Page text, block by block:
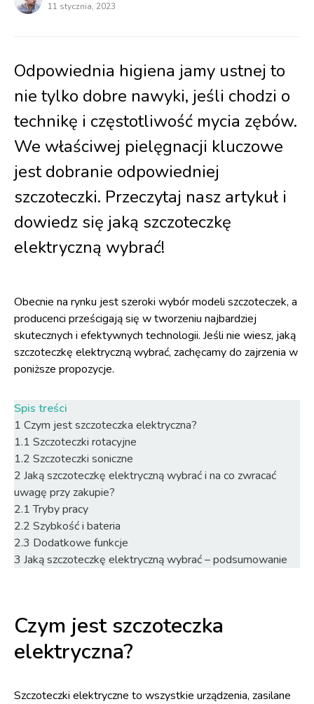
11 stycznia, 2023
Odpowiednia higiena jamy ustnej to
nie tylko dobre nawyki, jeśli chodzi o
technikę i częstotliwość mycia zębów.
We właściwej pielęgnacji kluczowe
jest dobranie odpowiedniej
szczoteczki. Przeczytaj nasz artykuł i
dowiedz się jaką szczoteczkę
elektryczną wybrać!
Obecnie na rynku jest szeroki wybór modeli szczoteczek, a
producenci prześcigają się w tworzeniu najbardziej
skutecznych i efektywnych technologii. Jeśli nie wiesz, jaką
szczoteczkę elektryczną wybrać, zachęcamy do zajrzenia w
poniższe propozycje.
Spis treści
1 Czym jest szczoteczka elektryczna?
1.1 Szczoteczki rotacyjne
1.2 Szczoteczki soniczne
2 Jaką szczoteczkę elektryczną wybrać i na co zwracać
uwagę przy zakupie?
2.1 Tryby pracy
2.2 Szybkość i bateria
2.3 Dodatkowe funkcje
3 Jaką szczoteczkę elektryczną wybrać – podsumowanie
Czym jest szczoteczka
elektryczna?
Szczoteczki elektryczne to wszystkie urządzenia, zasilane